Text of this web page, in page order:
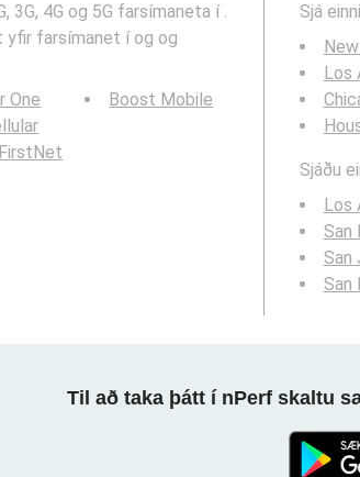
4G og 5G farsímaneta í .
yfir farsímanet í og og
One
Boost Mobile
Sjá
Los
Sjáðu
Los
San
San
San
Til að taka þátt í nPerf skaltu